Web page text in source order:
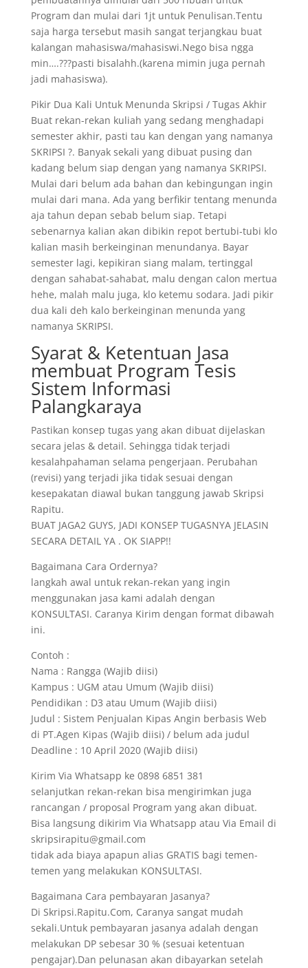
Program dan mulai dari 1jt untuk Penulisan.Tentu
saja harga tersebut masih sangat terjangkau buat
kalangan mahasiswa/mahasiswi.Nego bisa ngga
min….???pasti bisalahh.(karena mimin juga pernah
jadi mahasiswa).
Pikir Dua Kali Untuk Menunda Skripsi / Tugas Akhir
Buat rekan-rekan kuliah yang sedang menghadapi
semester akhir, pasti tau kan dengan yang namanya
SKRIPSI ?. Banyak sekali yang dibuat pusing dan
kadang belum siap dengan yang namanya SKRIPSI.
Mulai dari belum ada bahan dan kebingungan ingin
mulai dari mana. Ada yang berfikir tentang menunda
aja tahun depan sebab belum siap. Tetapi
sebenarnya kalian akan dibikin repot bertubi-tubi klo
kalian masih berkeinginan menundanya. Bayar
semester lagi, kepikiran siang malam, tertinggal
dengan sahabat-sahabat, malu dengan calon mertua
hehe, malah malu juga, klo ketemu sodara. Jadi pikir
dua kali deh kalo berkeinginan menunda yang
namanya SKRIPSI.
Syarat & Ketentuan Jasa
membuat Program Tesis
Sistem Informasi
Palangkaraya
Pastikan konsep tugas yang akan dibuat dijelaskan
secara jelas & detail. Sehingga tidak terjadi
kesalahpahaman selama pengerjaan. Perubahan
(revisi) yang terjadi jika tidak sesuai dengan
kesepakatan diawal bukan tanggung jawab Skripsi
Rapitu.
BUAT JAGA2 GUYS, JADI KONSEP TUGASNYA JELASIN
SECARA DETAIL YA . OK SIAPP!!
Bagaimana Cara Ordernya?
langkah awal untuk rekan-rekan yang ingin
menggunakan jasa kami adalah dengan
KONSULTASI. Caranya Kirim dengan format dibawah
ini.
Contoh :
Nama : Rangga (Wajib diisi)
Kampus : UGM atau Umum (Wajib diisi)
Pendidikan : D3 atau Umum (Wajib diisi)
Judul : Sistem Penjualan Kipas Angin berbasis Web
di PT.Agen Kipas (Wajib diisi) / belum ada judul
Deadline : 10 April 2020 (Wajib diisi)
Kirim Via Whatsapp ke 0898 6851 381
selanjutkan rekan-rekan bisa mengirimkan juga
rancangan / proposal Program yang akan dibuat.
Bisa langsung dikirim Via Whatsapp atau Via Email di
skripsirapitu@gmail.com
tidak ada biaya apapun alias GRATIS bagi temen-
temen yang melakukan KONSULTASI.
Bagaimana Cara pembayaran Jasanya?
Di Skripsi.Rapitu.Com, Caranya sangat mudah
sekali.Untuk pembayaran jasanya adalah dengan
melakukan DP sebesar 30 % (sesuai ketentuan
pengajar).Dan pelunasan akan dibayarkan setelah